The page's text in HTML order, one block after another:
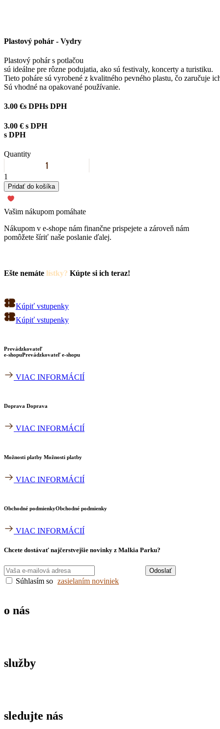
Plastový pohár - Vydry
Plastový pohár s potlačou
sú ideálne pre rôzne podujatia, ako sú festivaly, koncerty a turistiku.
Tieto poháre sú vyrobené z kvalitného pevného plastu, čo zaručuje
Sú vhodné na opakované používanie.
3.00 €s DPHs DPH
3.00 € s DPH
s DPH
Quantity
1
Pridať do košíka
Vašim nákupom pomáhate
Nákupom v e-shope nám finančne prispejete a zároveň nám
pomôžete šíriť naše poslanie ďalej.
Ešte nemáte lístky? Kúpte si ich teraz!
Kúpiť vstupenky
Kúpiť vstupenky
Prevádzkovateľ
e-shopuPrevádzkovateľ e-shopu
VIAC INFORMÁCIÍ
Doprava Doprava
VIAC INFORMÁCIÍ
Možnosti platby Možnosti platby
VIAC INFORMÁCIÍ
Obchodné podmienky​Obchodné podmienky​
VIAC INFORMÁCIÍ
Chcete dostávať najčerstvejšie novinky z Malkia Parku?
Odoslať
Súhlasím so zasielaním noviniek
o nás
služby
sledujte nás